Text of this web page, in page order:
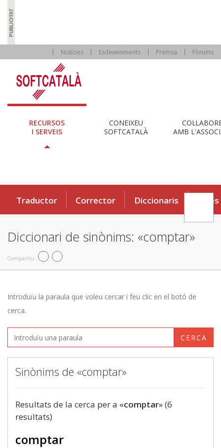
Notícies Esdeveniments Premsa Fòrums
RECURSOS
I SERVEIS
CONEIXEU
SOFTCATALÀ
AMB
Traductor Corrector Diccionaris Eines
Diccionari de sinònims: «comptar»
Compartiu
Introduïu la paraula que voleu cercar i feu clic en el botó de
cerca.
CERCA
Sinònims de «comptar»
Resultats de la cerca per a «comptar» (6
resultats)
comptar